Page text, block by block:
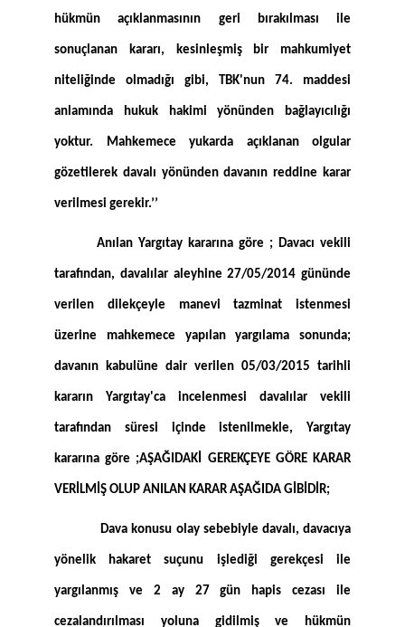
hükmün açıklanmasının geri bırakılması ile
sonuçlanan kararı, kesinleşmiş bir mahkumiyet
niteliğinde olmadığı gibi, TBK'nun 74. maddesi
anlamında hukuk hakimi yönünden bağlayıcılığı
yoktur. Mahkemece yukarda açıklanan olgular
gözetilerek davalı yönünden davanın reddine karar
verilmesi gerekir.’’
Anılan Yargıtay kararına göre ; Davacı vekili
tarafından, davalılar aleyhine 27/05/2014 gününde
verilen dilekçeyle manevi tazminat istenmesi
üzerine mahkemece yapılan yargılama sonunda;
davanın kabulüne dair verilen 05/03/2015 tarihli
kararın Yargıtay'ca incelenmesi davalılar vekili
tarafından süresi içinde istenilmekle, Yargıtay
kararına göre ;AŞAĞIDAKİ GEREKÇEYE GÖRE KARAR
VERİLMİŞ OLUP ANILAN KARAR AŞAĞIDA GİBİDİR;
Dava konusu olay sebebiyle davalı, davacıya
yönelik hakaret suçunu işlediği gerekçesi ile
yargılanmış ve 2 ay 27 gün hapis cezası ile
cezalandırılması yoluna gidilmiş ve hükmün